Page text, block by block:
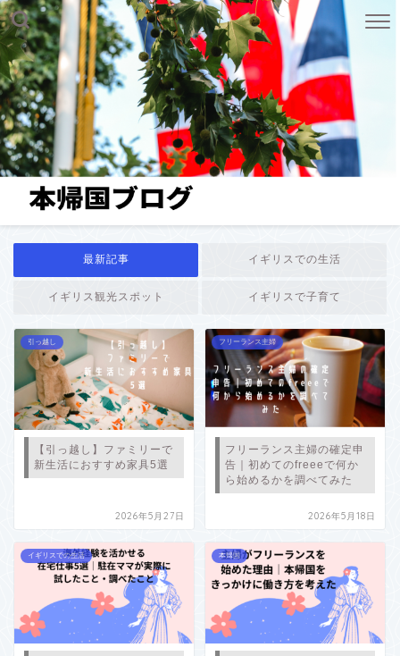
最新記事 イギリスでの生活
イギリス観光スポット イギリスで子育て
引っ越し
【引っ越し】ファミリーで
新生活におすすめ家具5選
2026年5月27日
フリーランス主婦
フリーランス主婦の確定申
告｜初めてのfreeeで何か
ら始めるかを調べてみた
2026年5月18日
イギリスでの生活 本帰国